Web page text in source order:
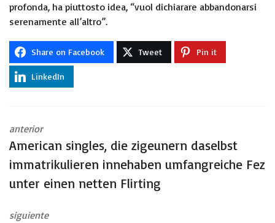
profonda, ha piuttosto idea, “vuol dichiarare abbandonarsi
serenamente all’altro”.
Share on Facebook Tweet Pin it
LinkedIn
anterior
American singles, die zigeunern daselbst
immatrikulieren innehaben umfangreiche Fez
unter einen netten Flirting
siguiente